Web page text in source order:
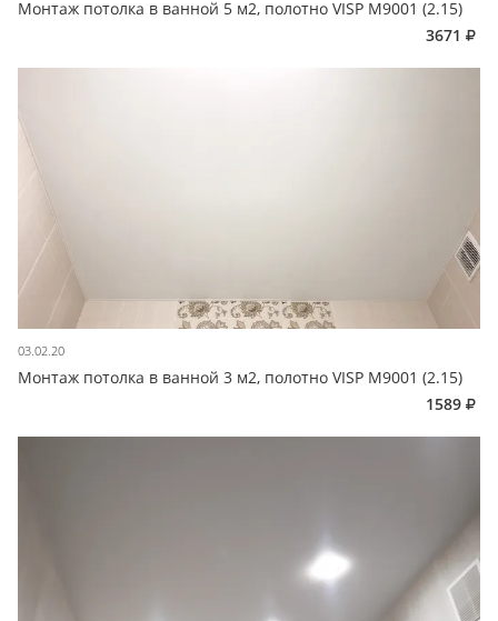
Монтаж потолка в ванной 5 м2, полотно VISP M9001 (2.15)
3671
03.02.20
Монтаж потолка в ванной 3 м2, полотно VISP M9001 (2.15)
1589